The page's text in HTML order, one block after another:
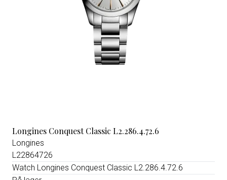
Longines Conquest Classic L2.286.4.72.6
Longines
L22864726
Watch Longines Conquest Classic L2.286.4.72.6